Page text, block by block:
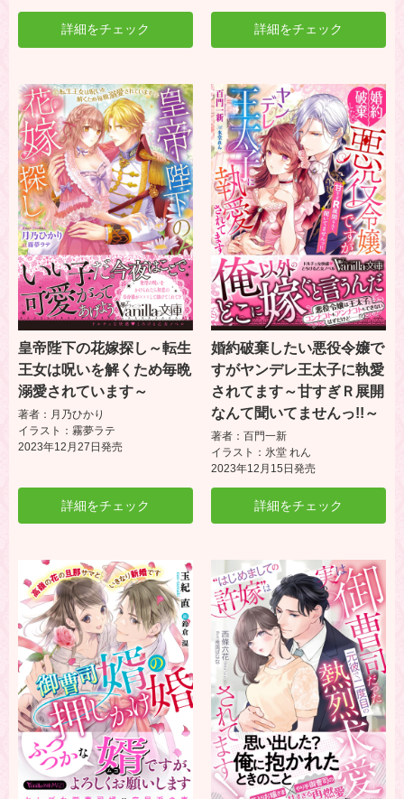
詳細をチェック 詳細をチェック
皇帝陛下の花嫁探し～転生
王女は呪いを解くため毎晩
溺愛されています～
著者：月乃ひかり
イラスト：霧夢ラテ
2023年12月27日発売
詳細をチェック
婚約破棄したい悪役令嬢で
すがヤンデレ王太子に執愛
されてます～甘すぎＲ展開
なんて聞いてませんっ!!～
著者：百門一新
イラスト：氷堂 れん
2023年12月15日発売
詳細をチェック